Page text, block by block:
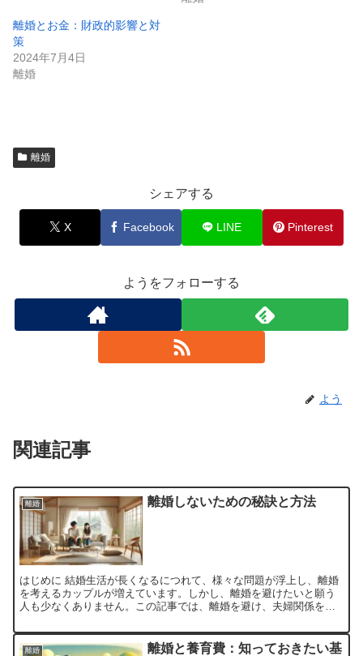
離婚とお金：財政的影響と対
策
2024年7月4日
離婚
離婚
シェアする
X Facebook LINE Pinterest
ようをフォローする
よう
関連記事
離婚 離婚しないための秘訣と方法
はじめに 結婚生活が長くなるにつれて、様々な問題が浮上し、離婚
を考えるカップルが増えています。しかし、離婚を避けたいと願う
人も少なくありません。この記事では、離婚を避け、夫婦関係を修
離婚
離婚と養育費：知っておきたい基